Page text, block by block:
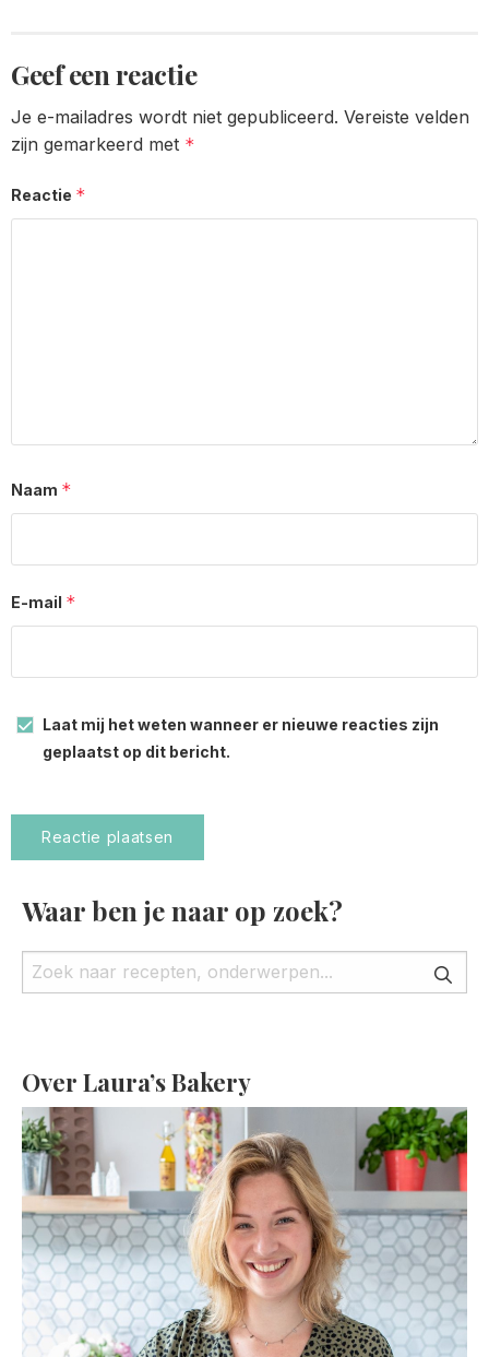
Geef een reactie
Je e-mailadres wordt niet gepubliceerd. Vereiste velden
zijn gemarkeerd met *
Reactie *
Naam *
E-mail *
Laat mij het weten wanneer er nieuwe reacties zijn
geplaatst op dit bericht.
Waar ben je naar op zoek?
Over Laura’s Bakery